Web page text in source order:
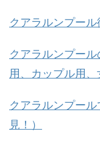
クアラルンプー
クアラルンプー
用、カップル用
クアラルンプー
見！）